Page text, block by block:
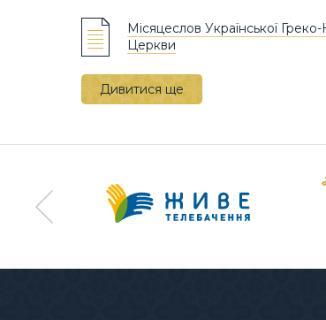
Місяцеслов Української Греко-
Церкви
Дивитися ще